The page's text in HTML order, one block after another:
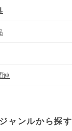
連
ジャンルから探す